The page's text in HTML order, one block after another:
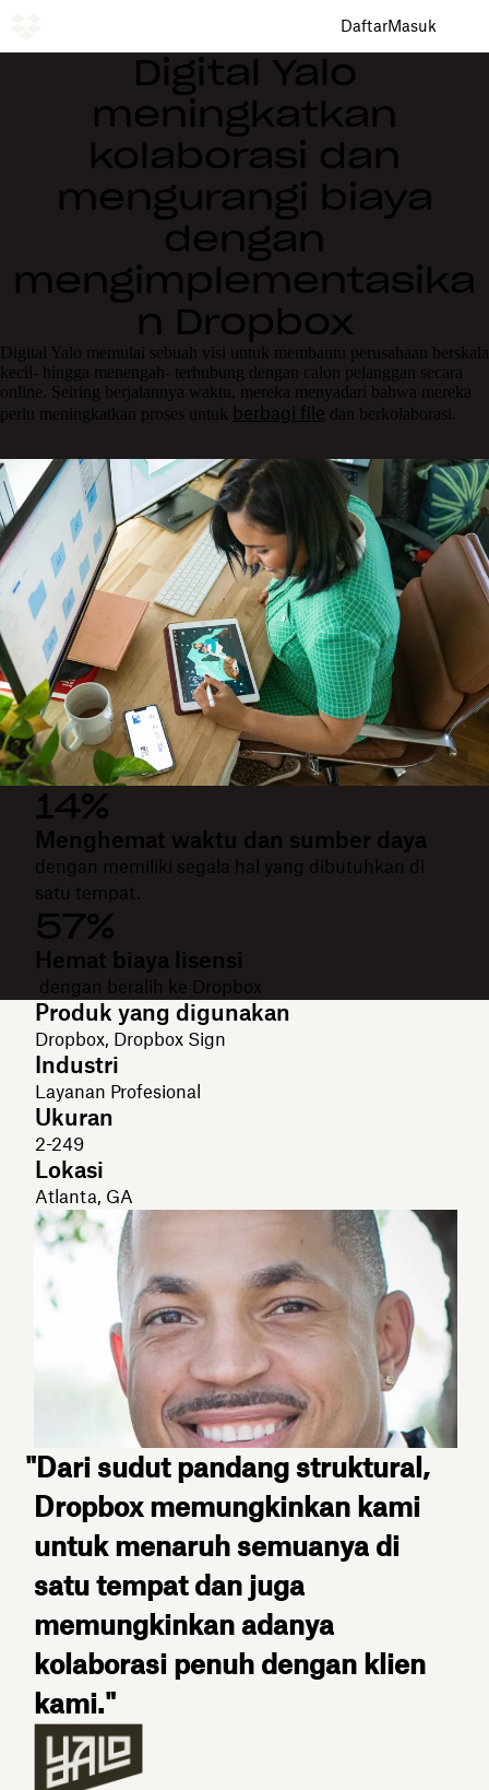
DaftarMasuk
Digital Yalo
meningkatkan
kolaborasi dan
mengurangi biaya
dengan
mengimplementasika
n Dropbox
Digital Yalo memulai sebuah visi untuk membantu perusahaan berskala
kecil- hingga menengah- terhubung dengan calon pelanggan secara
online. Seiring berjalannya waktu, mereka menyadari bahwa mereka
perlu meningkatkan proses untuk berbagi file dan berkolaborasi.
14%
Menghemat waktu dan sumber daya
dengan memiliki segala hal yang dibutuhkan di
satu tempat.
57%
Hemat biaya lisensi
dengan beralih ke Dropbox
Produk yang digunakan
Dropbox, Dropbox Sign
Industri
Layanan Profesional
Ukuran
2-249
Lokasi
Atlanta, GA
"Dari sudut pandang struktural,
Dropbox memungkinkan kami
untuk menaruh semuanya di
satu tempat dan juga
memungkinkan adanya
kolaborasi penuh dengan klien
kami."